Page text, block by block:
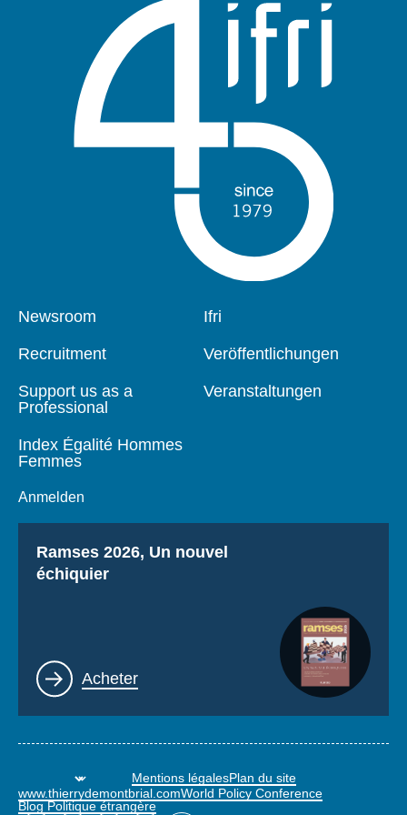
Pied
page
Newsroom
Recruitment
Support us as a
Professional
Index Égalité Hommes
Femmes
Anmelden
Navigation
Ifri
Veröffentlichungen
Veranstaltungen
Titre
Ramses 2026, Un nouvel
échiquier
Lien
Acheter
Mentions légalesPlan du site
www.thierrydemontbrial.comWorld Policy Conference
Blog Politique étrangère